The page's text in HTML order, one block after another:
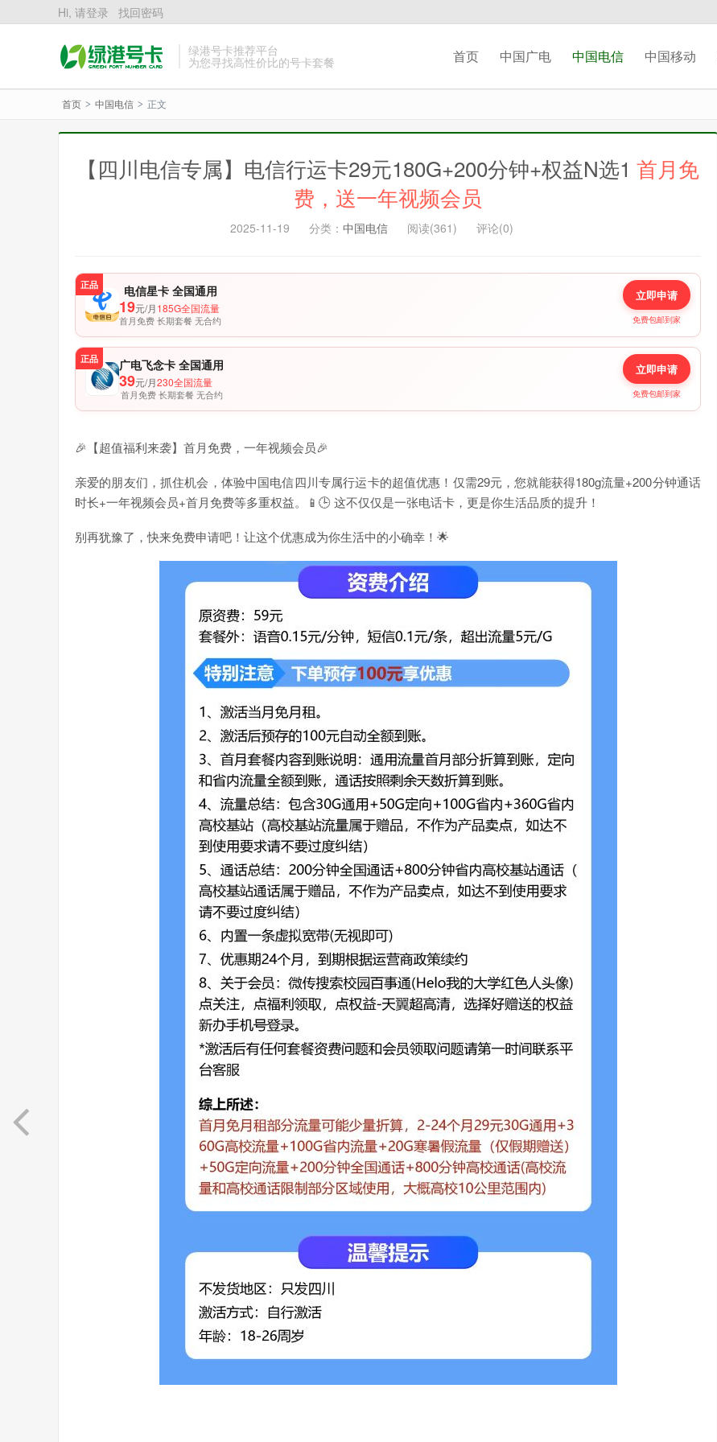
Hi, 请登录 找回密码
绿港号卡推荐平台
为您寻找高性价比的号卡套餐 首页 中国广电 中国电信 中国移动
首页 > 中国电信 > 正文
【四川电信专属】电信行运卡29元180G+200分钟+权益N选1 首月免
费，送一年视频会员
2025-11-19 分类： 中国电信 阅读(361) 评论(0)
正品 电信星卡 全国通用
19元/月185G全国流量
首月免费 长期套餐 无合约
立即申请
免费包邮到家
正品 广电飞念卡 全国通用
39元/月230全国流量
首月免费 长期套餐 无合约
立即申请
免费包邮到家
🎉【超值福利来袭】首月免费，一年视频会员🎉
亲爱的朋友们，抓住机会，体验中国电信四川专属行运卡的超值优惠！仅需29元，您就能获得180g流量+200分钟通话
时长+一年视频会员+首月免费等多重权益。📱🕒 这不仅仅是一张电话卡，更是你生活品质的提升！
别再犹豫了，快来免费申请吧！让这个优惠成为你生活中的小确幸！🌟
忘记密码 ?
切换登录